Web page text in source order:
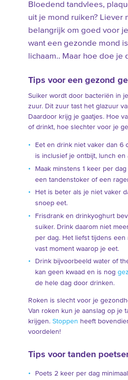
Bloedend tandvlees,
uit je mond ruiken? Liever
belangrijk om goed voor
want een gezonde mond
lichaam.. Maar hoe doe je
Tips voor een gezond
Suiker wordt door bacteriën in
zuur. Dit zuur tast het glazuur
Daardoor krijg je gaatjes. Hoe
of drinkt, hoe slechter voor je
Eet en drink niet vaker dan 6
is inclusief je ontbijt, lunch en
Maak minstens 1 keer per
een tandenstoker of een
Het is beter als je niet vaker
snoep eet.
Frisdrank en drinkyoghurt
suiker. Drink daarom niet
per dag. Het liefst tijdens een
vast moment waarop je eet.
Drink bijvoorbeeld water of
kan geen kwaad en is nog
de hele dag door drinken.
Roken is slecht voor je
Van roken kun je aanslag op je
krijgen. Stoppen heeft
voordelen!
Tips voor tanden
Poets 2 keer per dag